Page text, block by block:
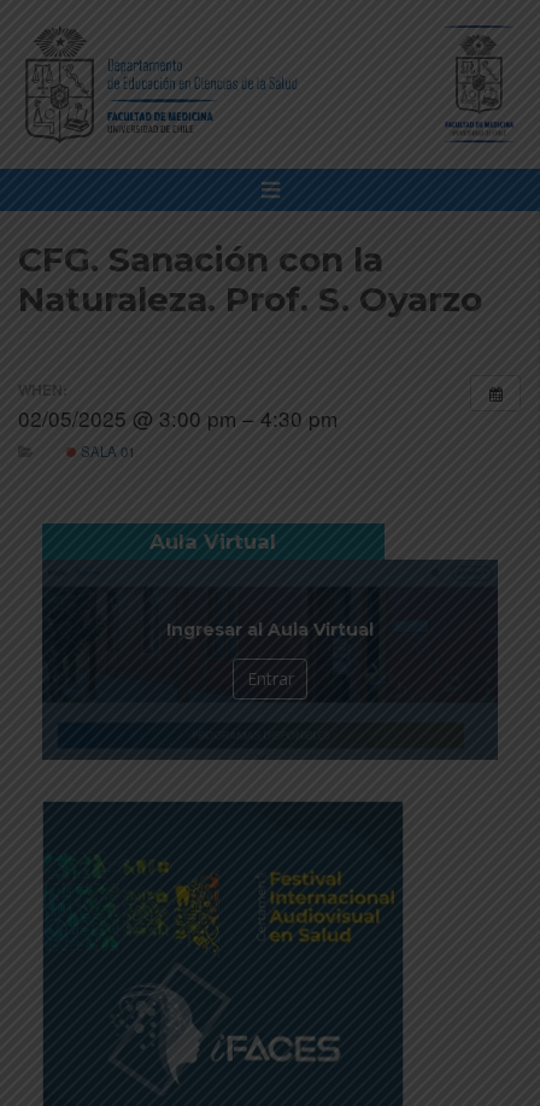
CFG. Sanación con la
Naturaleza. Prof. S. Oyarzo
WHEN:
02/05/2025 @ 3:00 pm – 4:30 pm
SALA 01
Aula Virtual
Ingresar al Aula Virtual
Entrar